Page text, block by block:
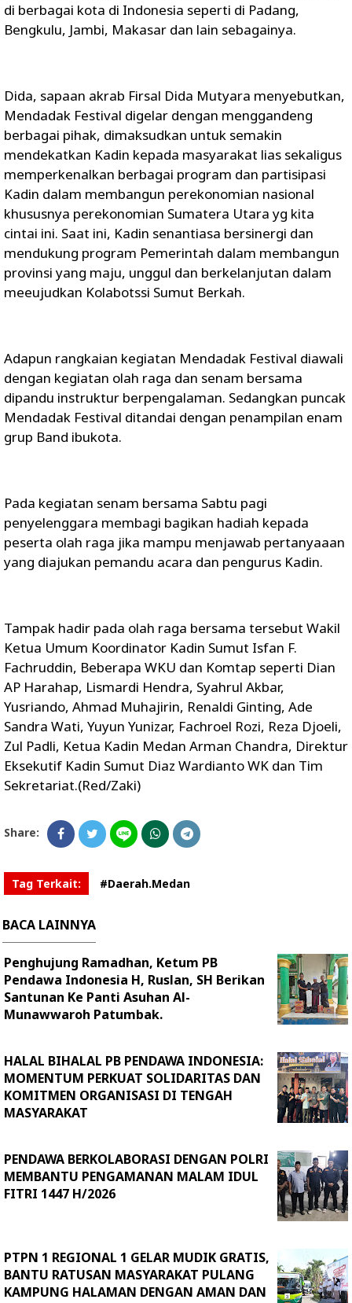
di berbagai kota di Indonesia seperti di Padang,
Bengkulu, Jambi, Makasar dan lain sebagainya.
Dida, sapaan akrab Firsal Dida Mutyara menyebutkan,
Mendadak Festival digelar dengan menggandeng
berbagai pihak, dimaksudkan untuk semakin
mendekatkan Kadin kepada masyarakat lias sekaligus
memperkenalkan berbagai program dan partisipasi
Kadin dalam membangun perekonomian nasional
khususnya perekonomian Sumatera Utara yg kita
cintai ini. Saat ini, Kadin senantiasa bersinergi dan
mendukung program Pemerintah dalam membangun
provinsi yang maju, unggul dan berkelanjutan dalam
meeujudkan Kolabotssi Sumut Berkah.
Adapun rangkaian kegiatan Mendadak Festival diawali
dengan kegiatan olah raga dan senam bersama
dipandu instruktur berpengalaman. Sedangkan puncak
Mendadak Festival ditandai dengan penampilan enam
grup Band ibukota.
Pada kegiatan senam bersama Sabtu pagi
penyelenggara membagi bagikan hadiah kepada
peserta olah raga jika mampu menjawab pertanyaaan
yang diajukan pemandu acara dan pengurus Kadin.
Tampak hadir pada olah raga bersama tersebut Wakil
Ketua Umum Koordinator Kadin Sumut Isfan F.
Fachruddin, Beberapa WKU dan Komtap seperti Dian
AP Harahap, Lismardi Hendra, Syahrul Akbar,
Yusriando, Ahmad Muhajirin, Renaldi Ginting, Ade
Sandra Wati, Yuyun Yunizar, Fachroel Rozi, Reza Djoeli,
Zul Padli, Ketua Kadin Medan Arman Chandra, Direktur
Eksekutif Kadin Sumut Diaz Wardianto WK dan Tim
Sekretariat.(Red/Zaki)
Share:
Tag Terkait: #Daerah.Medan
BACA LAINNYA
Penghujung Ramadhan, Ketum PB
Pendawa Indonesia H, Ruslan, SH Berikan
Santunan Ke Panti Asuhan Al-
Munawwaroh Patumbak.
HALAL BIHALAL PB PENDAWA INDONESIA:
MOMENTUM PERKUAT SOLIDARITAS DAN
KOMITMEN ORGANISASI DI TENGAH
MASYARAKAT
PENDAWA BERKOLABORASI DENGAN POLRI
MEMBANTU PENGAMANAN MALAM IDUL
FITRI 1447 H/2026
PTPN 1 REGIONAL 1 GELAR MUDIK GRATIS,
BANTU RATUSAN MASYARAKAT PULANG
KAMPUNG HALAMAN DENGAN AMAN DAN